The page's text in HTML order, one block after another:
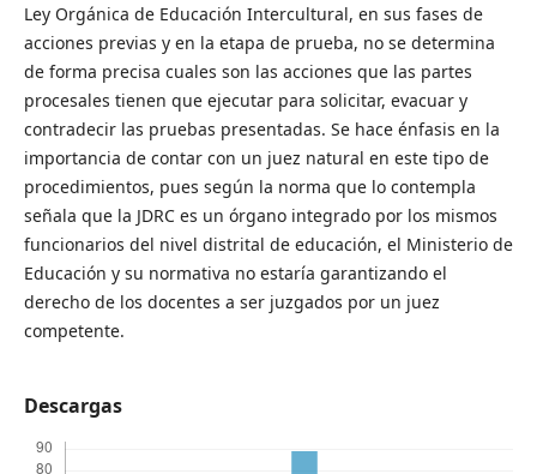
Ley Orgánica de Educación Intercultural, en sus fases de
acciones previas y en la etapa de prueba, no se determina
de forma precisa cuales son las acciones que las partes
procesales tienen que ejecutar para solicitar, evacuar y
contradecir las pruebas presentadas. Se hace énfasis en la
importancia de contar con un juez natural en este tipo de
procedimientos, pues según la norma que lo contempla
señala que la JDRC es un órgano integrado por los mismos
funcionarios del nivel distrital de educación, el Ministerio de
Educación y su normativa no estaría garantizando el
derecho de los docentes a ser juzgados por un juez
competente.
Descargas